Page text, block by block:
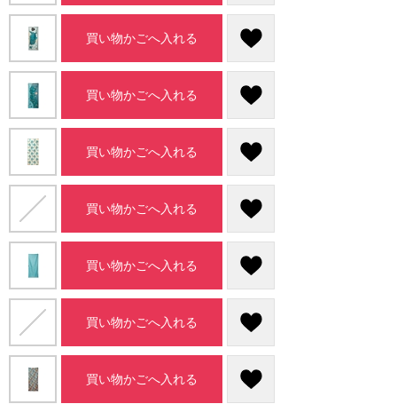
買い物かごへ入れる
買い物かごへ入れる
買い物かごへ入れる
買い物かごへ入れる
買い物かごへ入れる
買い物かごへ入れる
買い物かごへ入れる